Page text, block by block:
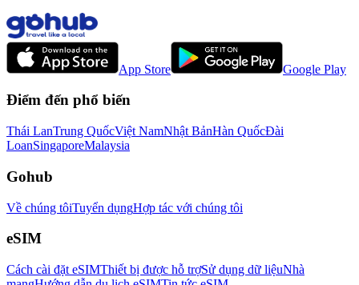
App Store Google Play
Điểm đến phổ biến
Thái LanTrung QuốcViệt NamNhật BảnHàn QuốcĐài
LoanSingaporeMalaysia
Gohub
Về chúng tôiTuyển dụngHợp tác với chúng tôi
eSIM
Cách cài đặt eSIMThiết bị được hỗ trợSử dụng dữ liệuNhà